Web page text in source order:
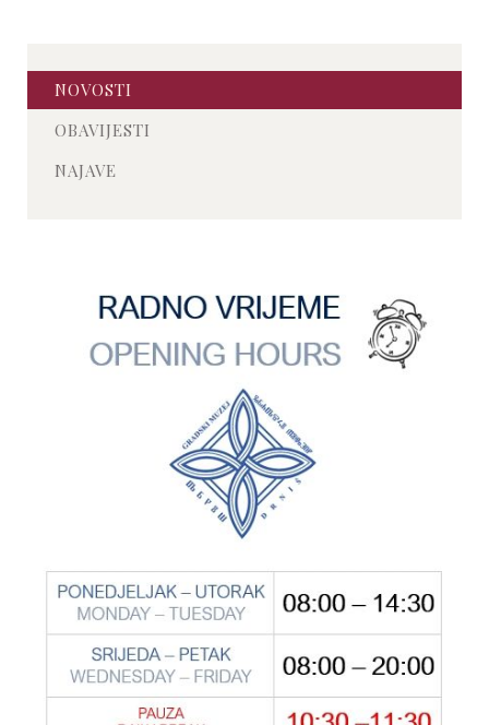
NOVOSTI
OBAVIJESTI
NAJAVE